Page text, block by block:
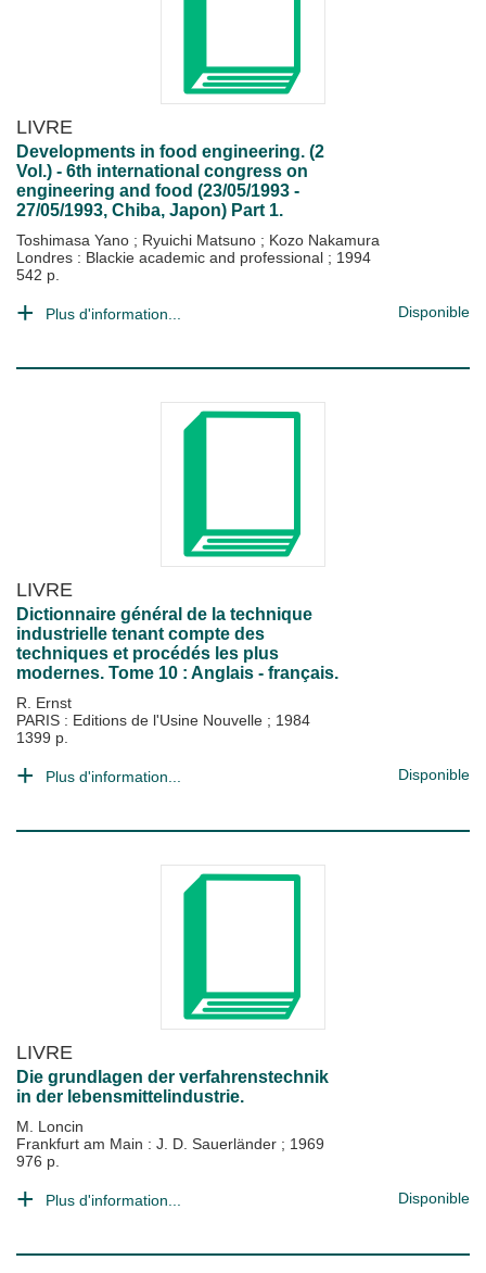
LIVRE
Developments in food engineering. (2
Vol.) - 6th international congress on
engineering and food (23/05/1993 -
27/05/1993, Chiba, Japon) Part 1.
Toshimasa Yano ; Ryuichi Matsuno ; Kozo Nakamura
Londres : Blackie academic and professional ; 1994
542 p.
Plus d'information... Disponible
LIVRE
Dictionnaire général de la technique
industrielle tenant compte des
techniques et procédés les plus
modernes. Tome 10 : Anglais - français.
R. Ernst
PARIS : Editions de l'Usine Nouvelle ; 1984
1399 p.
Plus d'information... Disponible
LIVRE
Die grundlagen der verfahrenstechnik
in der lebensmittelindustrie.
M. Loncin
Frankfurt am Main : J. D. Sauerländer ; 1969
976 p.
Plus d'information... Disponible